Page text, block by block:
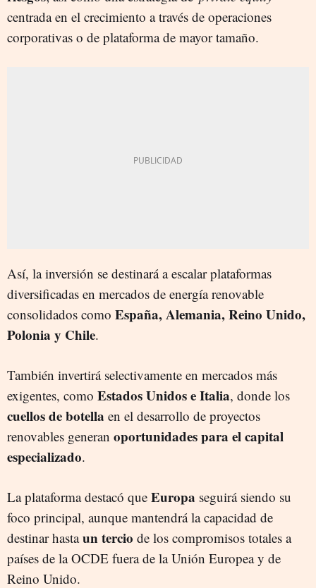
centrada en el crecimiento a través de operaciones
corporativas o de plataforma de mayor tamaño.
Así, la inversión se destinará a escalar plataformas
diversificadas en mercados de energía renovable
consolidados como España, Alemania, Reino Unido,
Polonia y Chile.
También invertirá selectivamente en mercados más
exigentes, como Estados Unidos e Italia, donde los
cuellos de botella en el desarrollo de proyectos
renovables generan oportunidades para el capital
especializado.
La plataforma destacó que Europa seguirá siendo su
foco principal, aunque mantendrá la capacidad de
destinar hastaun tercio de los compromisos totales a
países de la OCDE fuera de la Unión Europea y de
Reino Unido.